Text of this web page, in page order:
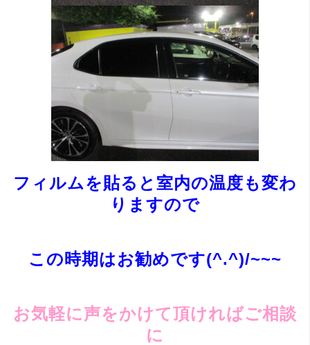
フィルムを貼ると室内の温度も変わ
りますので
この時期はお勧めです(^.^)/~~~
お気軽に声をかけて頂ければご相談
に